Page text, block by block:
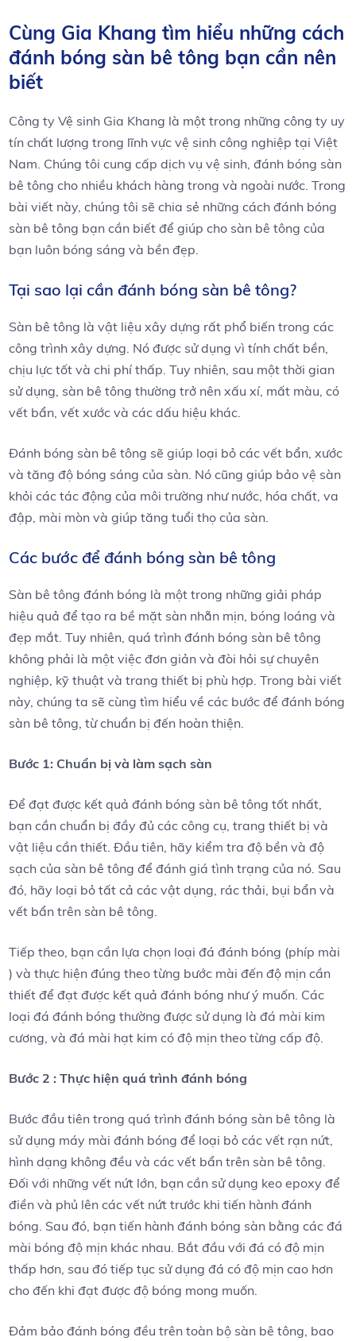
Cùng Gia Khang tìm hiểu những cách
đánh bóng sàn bê tông bạn cần nên
biết
Công ty Vệ sinh Gia Khang là một trong những công ty uy
tín chất lượng trong lĩnh vực vệ sinh công nghiệp tại Việt
Nam. Chúng tôi cung cấp dịch vụ vệ sinh, đánh bóng sàn
bê tông cho nhiều khách hàng trong và ngoài nước. Trong
bài viết này, chúng tôi sẽ chia sẻ những cách đánh bóng
sàn bê tông bạn cần biết để giúp cho sàn bê tông của
bạn luôn bóng sáng và bền đẹp.
Tại sao lại cần đánh bóng sàn bê tông?
Sàn bê tông là vật liệu xây dựng rất phổ biến trong các
công trình xây dựng. Nó được sử dụng vì tính chất bền,
chịu lực tốt và chi phí thấp. Tuy nhiên, sau một thời gian
sử dụng, sàn bê tông thường trở nên xấu xí, mất màu, có
vết bẩn, vết xước và các dấu hiệu khác.
Đánh bóng sàn bê tông sẽ giúp loại bỏ các vết bẩn, xước
và tăng độ bóng sáng của sàn. Nó cũng giúp bảo vệ sàn
khỏi các tác động của môi trường như nước, hóa chất, va
đập, mài mòn và giúp tăng tuổi thọ của sàn.
Các bước để đánh bóng sàn bê tông
Sàn bê tông đánh bóng là một trong những giải pháp
hiệu quả để tạo ra bề mặt sàn nhẵn mịn, bóng loáng và
đẹp mắt. Tuy nhiên, quá trình đánh bóng sàn bê tông
không phải là một việc đơn giản và đòi hỏi sự chuyên
nghiệp, kỹ thuật và trang thiết bị phù hợp. Trong bài viết
này, chúng ta sẽ cùng tìm hiểu về các bước để đánh bóng
sàn bê tông, từ chuẩn bị đến hoàn thiện.
Bước 1: Chuẩn bị và làm sạch sàn
Để đạt được kết quả đánh bóng sàn bê tông tốt nhất,
bạn cần chuẩn bị đầy đủ các công cụ, trang thiết bị và
vật liệu cần thiết. Đầu tiên, hãy kiểm tra độ bền và độ
sạch của sàn bê tông để đánh giá tình trạng của nó. Sau
đó, hãy loại bỏ tất cả các vật dụng, rác thải, bụi bẩn và
vết bẩn trên sàn bê tông.
Tiếp theo, bạn cần lựa chọn loại đá đánh bóng (phíp mài
) và thực hiện đúng theo từng bước mài đến độ mịn cần
thiết để đạt được kết quả đánh bóng như ý muốn. Các
loại đá đánh bóng thường được sử dụng là đá mài kim
cương, và đá mài hạt kim có độ mịn theo từng cấp độ.
Bước 2 : Thực hiện quá trình đánh bóng
Bước đầu tiên trong quá trình đánh bóng sàn bê tông là
sử dụng máy mài đánh bóng để loại bỏ các vết rạn nứt,
hình dạng không đều và các vết bẩn trên sàn bê tông.
Đối với những vết nứt lớn, bạn cần sử dụng keo epoxy để
điền và phủ lên các vết nứt trước khi tiến hành đánh
bóng. Sau đó, bạn tiến hành đánh bóng sàn bằng các đá
mài bóng độ mịn khác nhau. Bắt đầu với đá có độ mịn
thấp hơn, sau đó tiếp tục sử dụng đá có độ mịn cao hơn
cho đến khi đạt được độ bóng mong muốn.
Đảm bảo đánh bóng đều trên toàn bộ sàn bê tông, bao